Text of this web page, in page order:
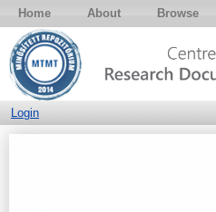
Home About Browse
Login